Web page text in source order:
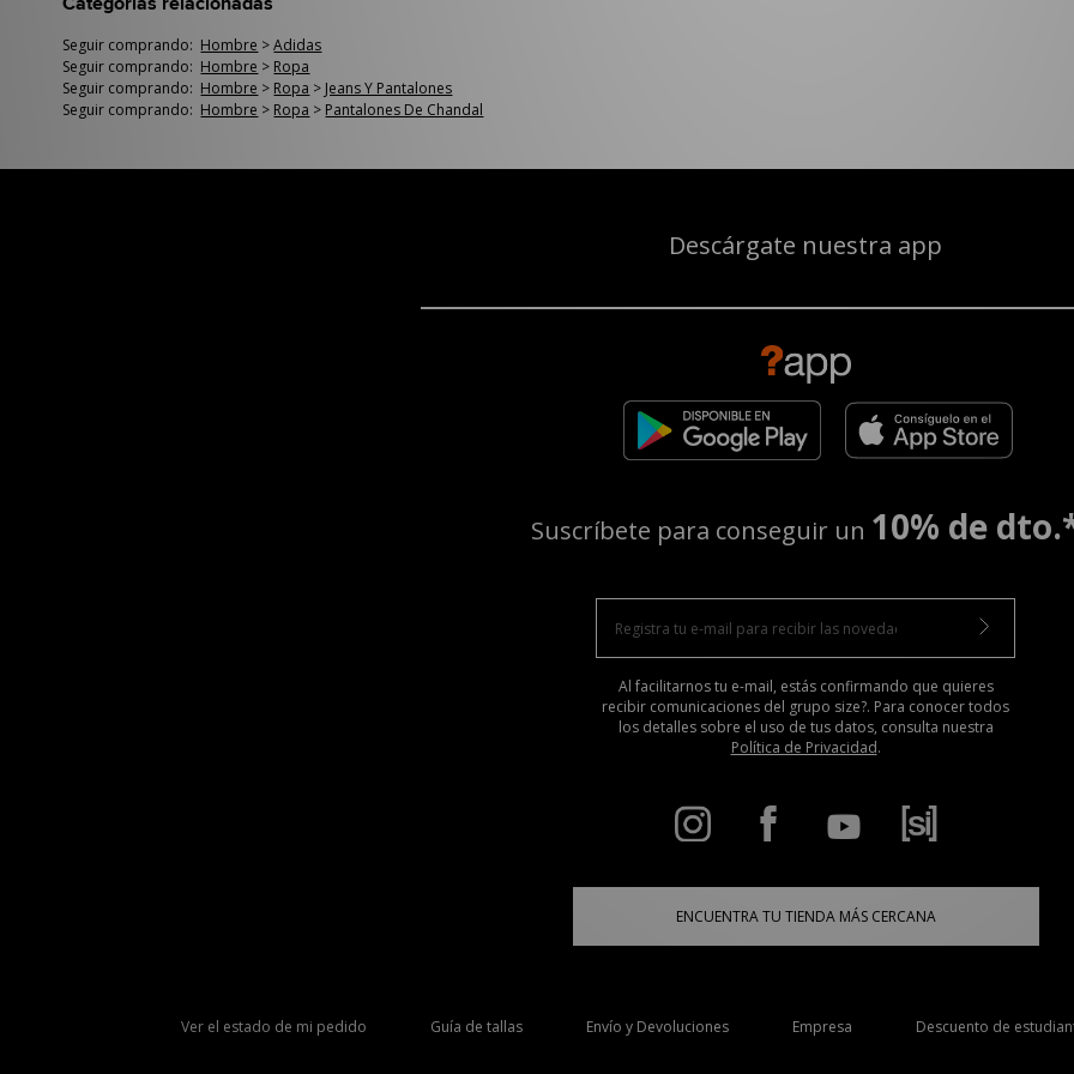
Seguir comprando: Hombre >Adidas
Seguir comprando: Hombre > Ropa
Seguir comprando: Hombre > Ropa > Jeans Y Pantalones
Seguir comprando: Hombre > Ropa > Pantalones De Chandal
Descárgate nuestra app
Suscríbete para conseguir un 10% de
Al facilitarnos tu e-mail, estás confirmando que quieres
recibir comunicaciones del grupo size?. Para conocer todos
los detalles sobre el uso de tus datos, consulta nuestra
Política de Privacidad.
ENCUENTRA TU TIENDA MÁS CERCANA
Ver el estado de mi pedido Guía de tallas Envío y Devoluciones Empresa Descuento de